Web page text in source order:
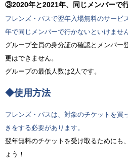
③2020年と2021年、同じメンバーで
フレンズ・パスで翌年入場無料のサービ
年で同じメンバーで行かないといけません
グループ全員の身分証の確認とメンバー
更はできません。
グループの最低人数は2人です。
◆使用方法
フレンズ・パスは、対象のチケットを買
きをする必要があります。
翌年無料のチケットを受け取るためにも
ょう！